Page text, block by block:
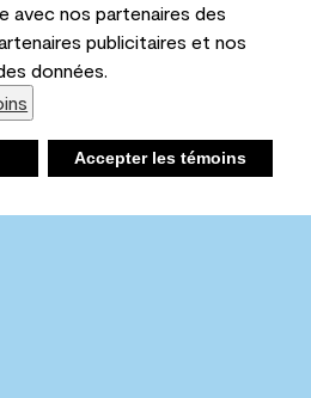
avec nos partenaires des
publicitaires et nos
données.
Accepter les témoins
Liste d’achats